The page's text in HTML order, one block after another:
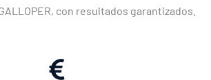
con resultados garantizados.